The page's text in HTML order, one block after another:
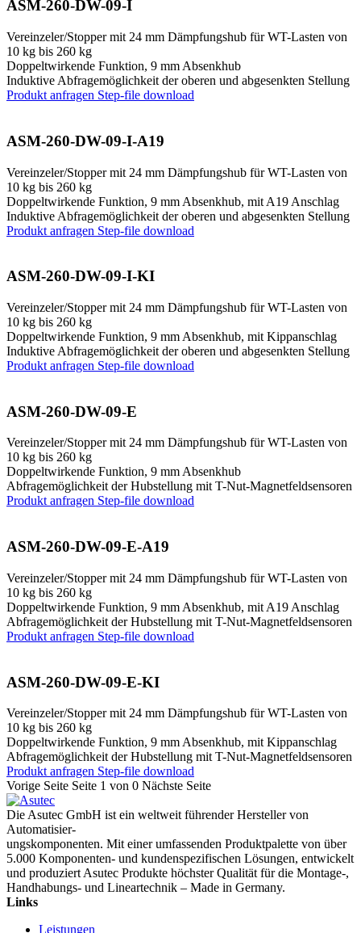
ASM-260-DW-09-I
Vereinzeler/Stopper mit 24 mm Dämpfungshub für WT-Lasten von
10 kg bis 260 kg
Doppeltwirkende Funktion, 9 mm Absenkhub
Induktive Abfragemöglichkeit der oberen und abgesenkten Stellung
Produkt anfragen Step-file download
ASM-260-DW-09-I-A19
Vereinzeler/Stopper mit 24 mm Dämpfungshub für WT-Lasten von
10 kg bis 260 kg
Doppeltwirkende Funktion, 9 mm Absenkhub, mit A19 Anschlag
Induktive Abfragemöglichkeit der oberen und abgesenkten Stellung
Produkt anfragen Step-file download
ASM-260-DW-09-I-KI
Vereinzeler/Stopper mit 24 mm Dämpfungshub für WT-Lasten von
10 kg bis 260 kg
Doppeltwirkende Funktion, 9 mm Absenkhub, mit Kippanschlag
Induktive Abfragemöglichkeit der oberen und abgesenkten Stellung
Produkt anfragen Step-file download
ASM-260-DW-09-E
Vereinzeler/Stopper mit 24 mm Dämpfungshub für WT-Lasten von
10 kg bis 260 kg
Doppeltwirkende Funktion, 9 mm Absenkhub
Abfragemöglichkeit der Hubstellung mit T-Nut-Magnetfeldsensoren
Produkt anfragen Step-file download
ASM-260-DW-09-E-A19
Vereinzeler/Stopper mit 24 mm Dämpfungshub für WT-Lasten von
10 kg bis 260 kg
Doppeltwirkende Funktion, 9 mm Absenkhub, mit A19 Anschlag
Abfragemöglichkeit der Hubstellung mit T-Nut-Magnetfeldsensoren
Produkt anfragen Step-file download
ASM-260-DW-09-E-KI
Vereinzeler/Stopper mit 24 mm Dämpfungshub für WT-Lasten von
10 kg bis 260 kg
Doppeltwirkende Funktion, 9 mm Absenkhub, mit Kippanschlag
Abfragemöglichkeit der Hubstellung mit T-Nut-Magnetfeldsensoren
Produkt anfragen Step-file download
Vorige Seite Seite 1 von 0 Nächste Seite
Die Asutec GmbH ist ein weltweit führender Hersteller von
Automatisier-
ungskomponenten. Mit einer umfassenden Produktpalette von über
5.000 Komponenten- und kundenspezifischen Lösungen, entwickelt
und produziert Asutec Produkte höchster Qualität für die Montage-,
Handhabungs- und Lineartechnik – Made in Germany.
Links
Leistungen